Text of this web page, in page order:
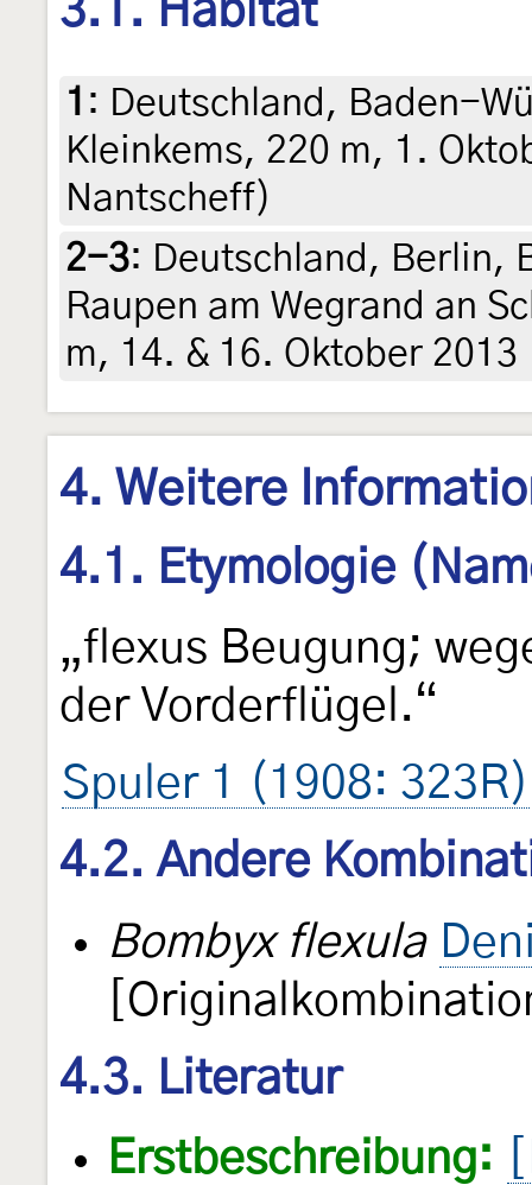
3.1. Habitat
1 : Deutschland, Baden-
Kleinkems, 220 m, 1.
Nantscheff)
2-3: Deutschland, Berlin,
Raupen am Wegrand an
m, 14. & 16. Oktober
4. Weitere
4.1. Etymologie
„flexus Beugung;
der Vorderflügel.“
Spuler 1 (1908: 323R)
4.2. Andere
Bombyx flexula
4.3. Literatur
Erstbeschreibung: